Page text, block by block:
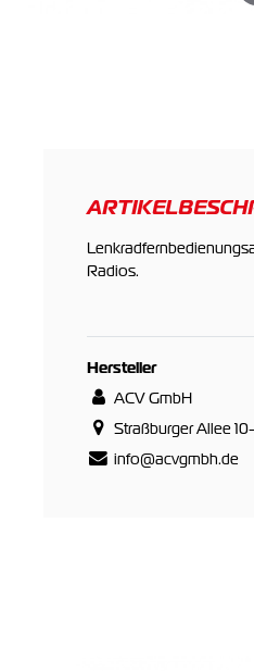
Radios.
Hersteller
ACV GmbH
Straßburger Allee
info@acvgmbh.de